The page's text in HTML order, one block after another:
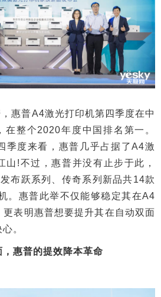
普A4激光打印机第四季度在中
在整个2020年度中国排名第一。
季度来看，惠普几乎占据了A4激
山!不过，惠普并没有止步于此，
布跃系列、传奇系列新品共14款
。惠普此举不仅能够稳定其在A4
表明惠普想要提升其在自动双面
。
惠普的提效降本革命